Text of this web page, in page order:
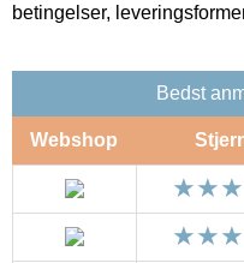
betingelser,
Bedst
Webshop